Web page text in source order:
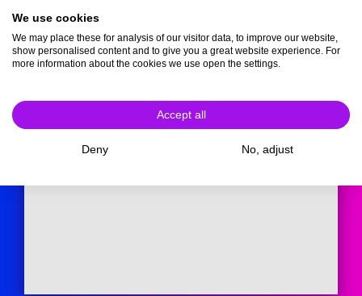
We use cookies
We may place these for analysis of our visitor data, to improve our website,
show personalised content and to give you a great website experience. For
more information about the cookies we use open the settings.
Accept all
Deny No, adjust